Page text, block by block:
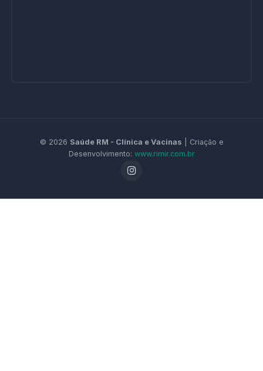
© 2026 Saúde RM - Clínica e Vacinas | Criação e
Desenvolvimento: www.rimir.com.br